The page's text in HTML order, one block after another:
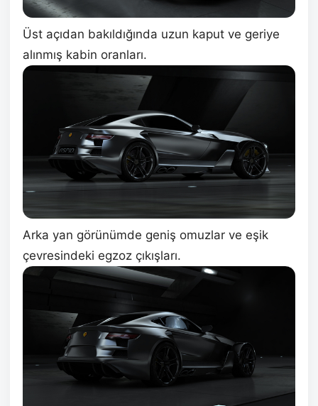
Üst açıdan bakıldığında uzun kaput ve geriye
alınmış kabin oranları.
Arka yan görünümde geniş omuzlar ve eşik
çevresindeki egzoz çıkışları.